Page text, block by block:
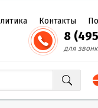
Контакты
8
для